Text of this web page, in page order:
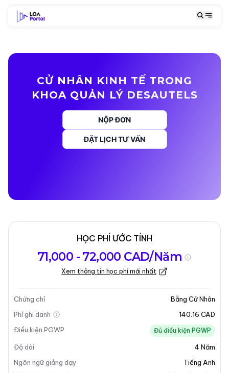
CỬ NHÂN KINH TẾ TRONG
KHOA QUẢN LÝ DESAUTELS
NỘP ĐƠN
ĐẶT LỊCH TƯ VẤN
chương trình
Học
Kỳ nhập học
Cập nhật lần cuối vào 05-01-2026
Tổng quan về chương trình
Tổng Quan Chương Trình
Học Cử Nhân Kinh Tế Trong Khoa Quản Lý Desautels
tại Đại Học McGill cung cấp cho sinh viên một hiểu
HỌC PHÍ ƯỚC TÍNH
71,000 - 72,000 CAD/Năm
Xem thông tin học phí mới nhất
Chứng chỉ
Bằng Cử Nhân
Phí ghi danh
140.16 CAD
Điều kiện PGWP
Đủ điều kiện PGWP
Độ dài 4 Năm
Ngôn ngữ giảng dạy
Tiếng Anh